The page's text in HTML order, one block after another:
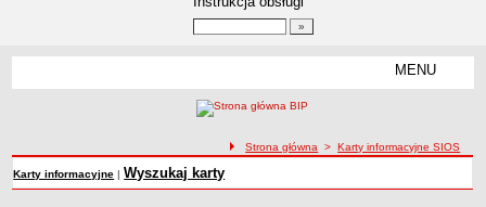
MENU
Lokalizacja
ścieżka nawigacji
Strona główna >Karty informacyjne SIOS
Karty informacyjne |Wyszukaj karty